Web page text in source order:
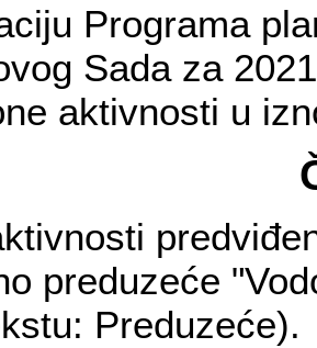
Programa
Sada za
aktivnosti u
preduzeće
Preduzeće).